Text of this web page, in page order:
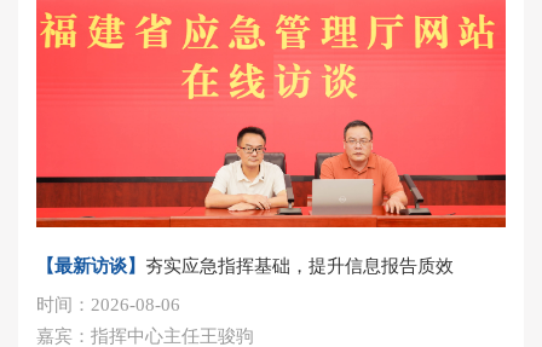
【最新访谈】 夯实应急指挥基础，提升信息报告质效
时间：2026-08-06
嘉宾：指挥中心主任王骏驹